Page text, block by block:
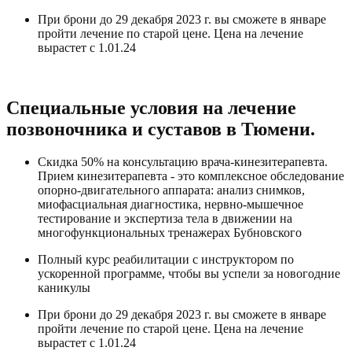
При брони до 29 декабря 2023 г. вы сможете в январе
пройти лечение по старой цене. Цена на лечение
вырастет с 1.01.24
Специальные условия на лечение
позвоночника и суставов в Тюмени.
Скидка 50% на консультацию врача-кинезитерапевта.
Прием кинезитерапевта - это комплексное обследование
опорно-двигательного аппарата: анализ снимков,
миофасциальная диагностика, нервно-мышечное
тестирование и экспертиза тела в движении на
многофункциональных тренажерах Бубновского
Полный курс реабилитации с инструктором по
ускоренной программе, чтобы вы успели за новогодние
каникулы
При брони до 29 декабря 2023 г. вы сможете в январе
пройти лечение по старой цене. Цена на лечение
вырастет с 1.01.24